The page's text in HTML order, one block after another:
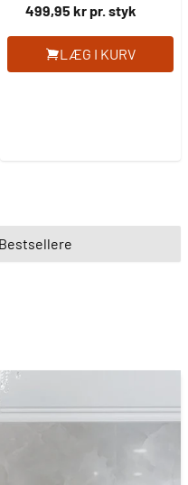
499,95 kr pr. styk
LÆG I KURV